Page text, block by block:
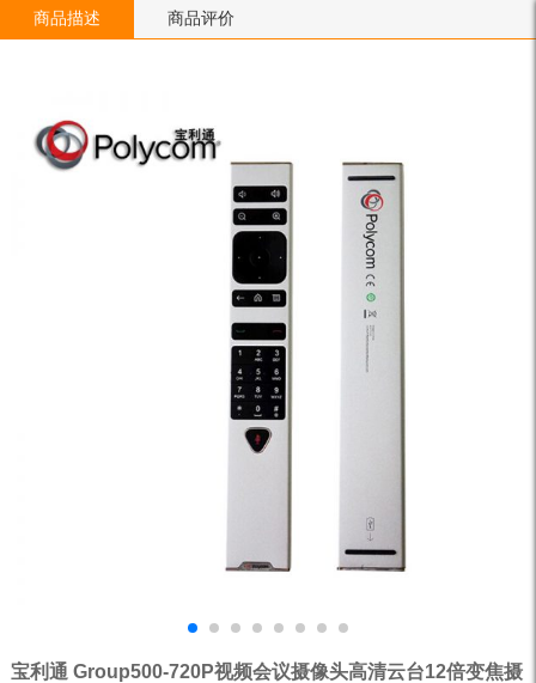
宝利通 Group500-720P视频会议摄像头高清云台12倍变焦摄
商品描述 商品评价